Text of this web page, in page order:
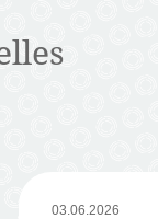
03.06.2026